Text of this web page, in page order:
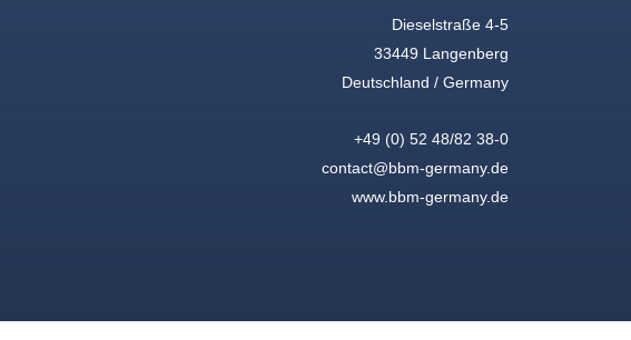
Dieselstraße 4-5
33449 Langenberg
Deutschland / Germany
+49 (0) 52 48/82 38-0
contact@bbm-germany.de
www.bbm-germany.de